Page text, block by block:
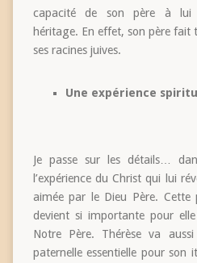
capacité de son père à lui
héritage. En effet, son père
ses racines juives.
Une expérience
Je passe sur les détails…
l’expérience du Christ qui lui
aimée par le Dieu Père. Cette
devient si importante pour
Notre Père. Thérèse va
paternelle essentielle pour son